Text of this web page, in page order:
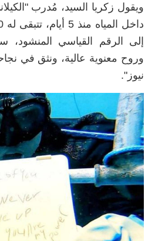
ويقول زكريا السيد، مُدرب
إلى الرقم القياسي المنشود،
وروح معنوية عالية، ونثق في
نيوز".